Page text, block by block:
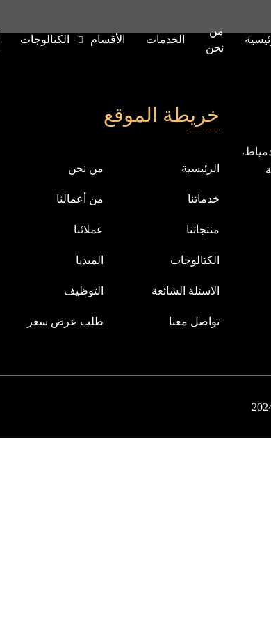
من
نحن
الخدمات الأقسام الكتالوجات
مدينة دمياط،
خريطة الموقع
الرئيسية من نحن
خدماتنا من أعمالنا
منتجاتنا عملائنا
الكتالوجات الميديا
الاسئلة الشائعة التوظيف
تواصل معنا طلب عرض سعر